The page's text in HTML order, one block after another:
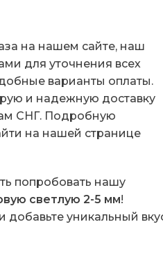
на нашем сайте, наш
для уточнения всех
варианты оплаты.
и надежную доставку
СНГ. Подробную
на нашей странице
попробовать нашу
светлую 2-5 мм!
и добавьте уникальный